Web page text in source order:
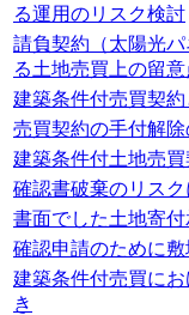
る運用のリスク検討
請負契約（太陽光
る土地売買上の留意
建築条件付売買契
売買契約の手付解
建築条件付土地売
確認書破棄のリスク
書面でした土地寄
確認申請のために
建築条件付売買に
き